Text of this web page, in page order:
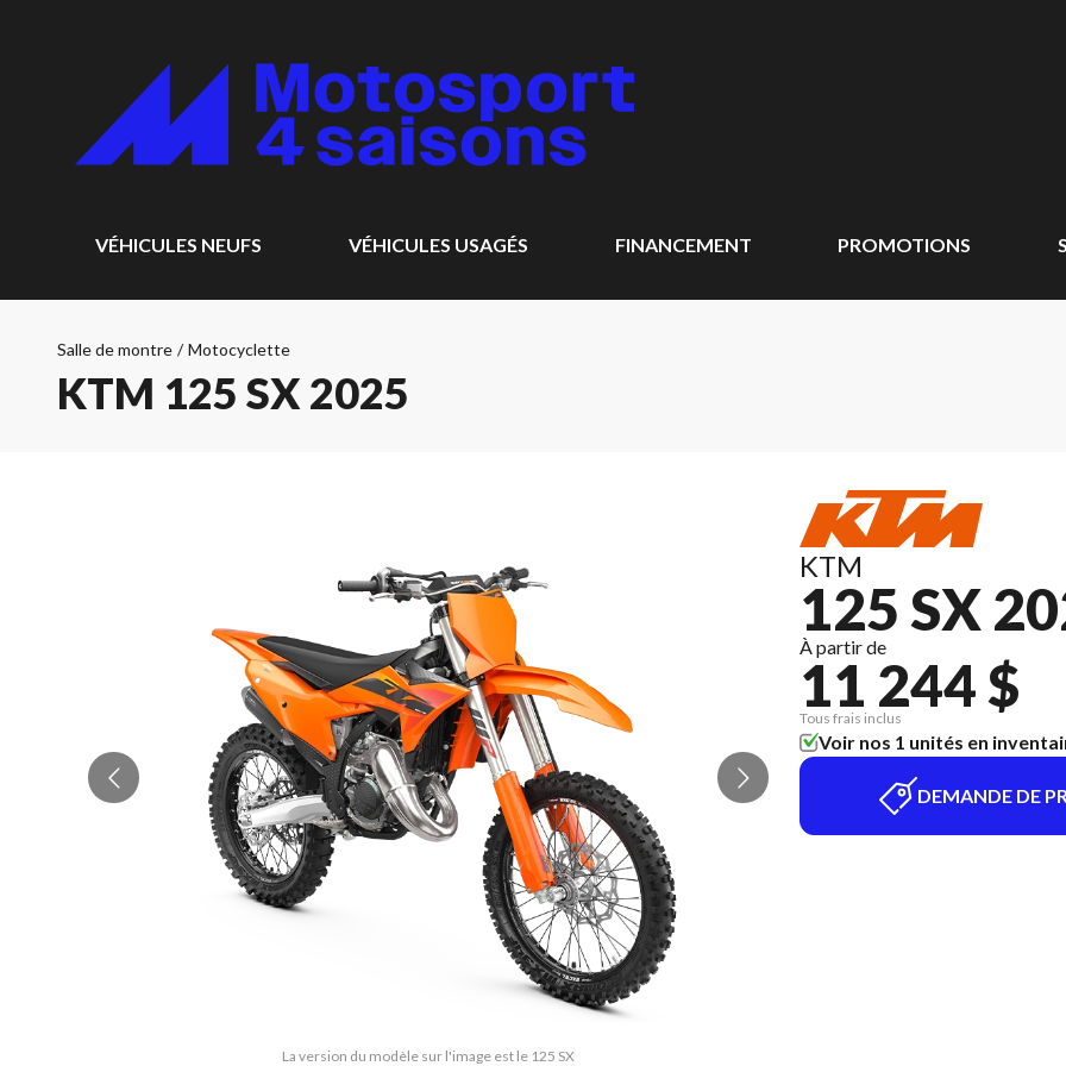
VÉHICULES NEUFS VÉHICULES USAGÉS FINANCEMENT PROMOTIONS
Salle de montre / Motocyclette
KTM 125 SX 2025
La version du modèle sur l'image est le 125 SX
KTM
125 SX
À partir de
11 244 $
Tous frais inclus
Voir nos 1 unités en
DEMANDE DE